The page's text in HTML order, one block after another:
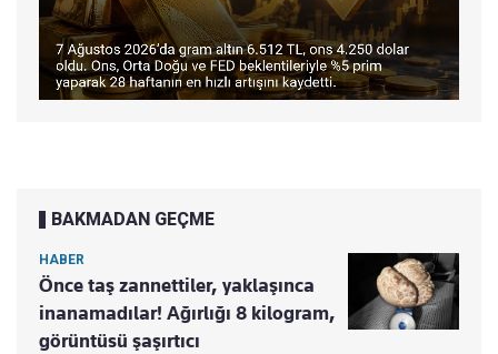
BAKMADAN GEÇME
HABER
Önce taş zannettiler, yaklaşınca
inanamadılar! Ağırlığı 8 kilogram,
görüntüsü şaşırtıcı